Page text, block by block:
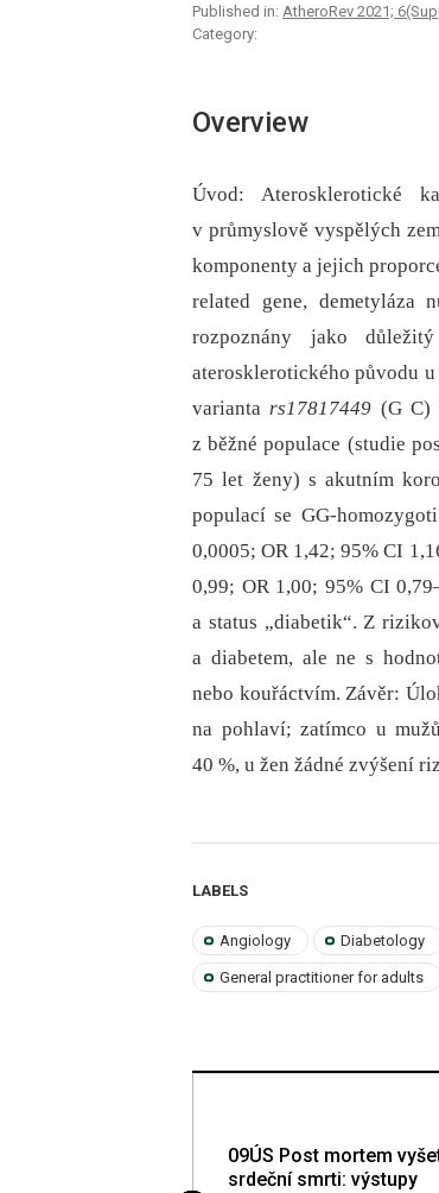
Published in: AtheroRev 2021;
Category:
Overview
Úvod: Aterosklerotické
v průmyslově vyspělých
komponenty a jejich
related gene,
rozpoznány jako
aterosklerotického původu
variantars17817449 (G C)
z běžné populace (studie
75 let ženy) s akutním
populací se GG-
0,0005; OR 1,42; 95% CI
0,99; OR 1,00; 95% CI
a status „diabetik“. Z
a diabetem, ale ne s
nebo kouřáctvím. Závěr:
na pohlaví; zatímco u
40 %, u žen žádné zvýšení
LABELS
Angiology Diabetology
General practitioner for adults
09ÚS Post mortem
srdeční smrti: výstupy